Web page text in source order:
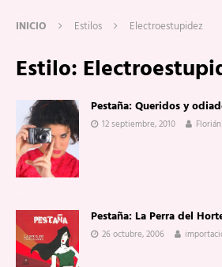
INICIO Estilos Electroestupidez
Estilo:
Pestaña: Queridos y
12 septiembre, 2010
Pestaña: La Perra del
26 octubre, 2006